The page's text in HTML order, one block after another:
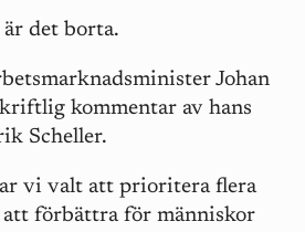
är det borta.
Johan
kommentar av hans
Scheller.
vi valt att prioritera flera
att förbättra för människor